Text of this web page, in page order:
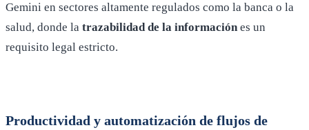
Gemini en sectores altamente regulados como la banca o la
salud, donde la trazabilidad de la informaciónes un
requisito legal estricto.
Productividad y automatización de flujos de